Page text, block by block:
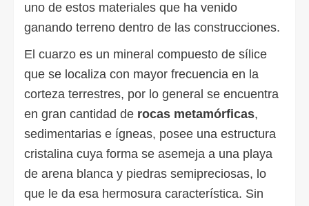
uno de estos materiales que ha venido
ganando terreno dentro de las construcciones.
El cuarzo es un mineral compuesto de sílice
que se localiza con mayor frecuencia en la
corteza terrestres, por lo general se encuentra
en gran cantidad de rocas metamórficas,
sedimentarias e ígneas, posee una estructura
cristalina cuya forma se asemeja a una playa
de arena blanca y piedras semipreciosas, lo
que le da esa hermosura característica. Sin